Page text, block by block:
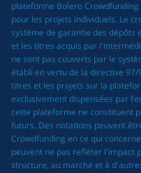
plateforme Bolero
pour les projets individuels. Le
système de garantie des dépôts
et les titres acquis par
ne sont pas couverts par le
établi en vertu de la directive
titres et les projets sur la
exclusivement dispensées par
cette plateforme ne constituent
futurs. Des notations peuvent
Crowdfunding en ce qui
peuvent ne pas refléter l'impact
structure, au marché et à